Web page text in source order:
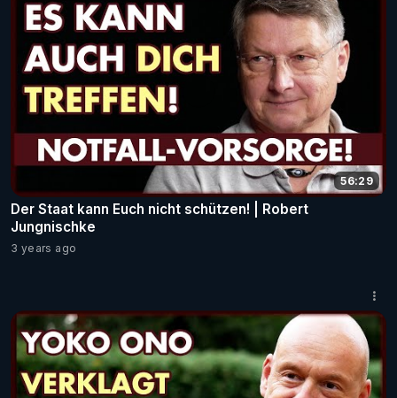
56:29
Der Staat kann Euch nicht schützen! | Robert
Jungnischke
3 years ago